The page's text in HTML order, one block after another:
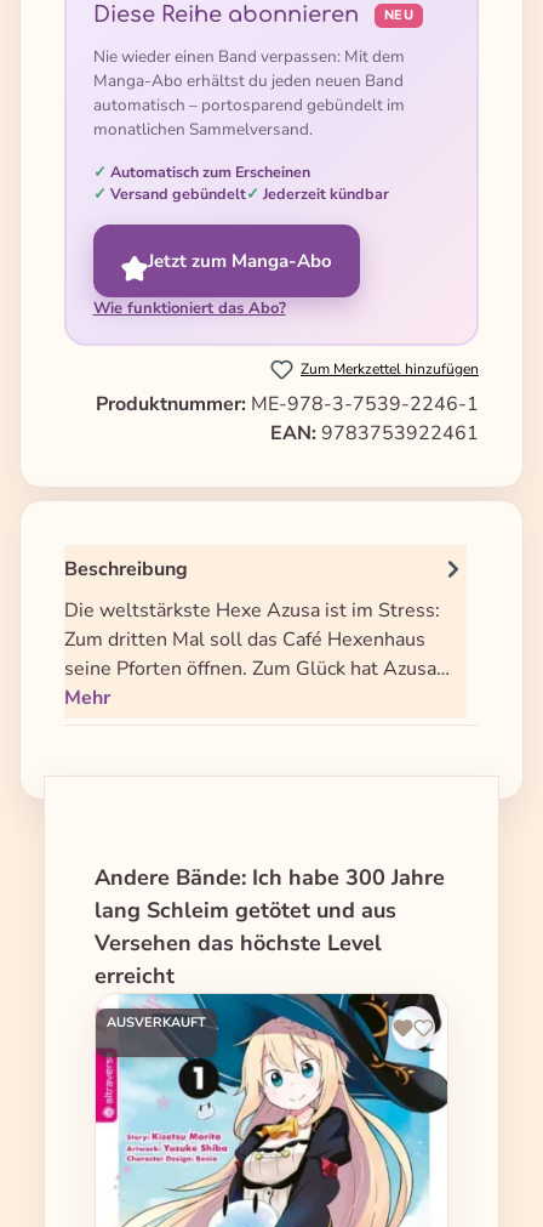
Diese Reihe abonnieren NEU
Nie wieder einen Band verpassen: Mit dem
Manga-Abo erhältst du jeden neuen Band
automatisch – portosparend gebündelt im
monatlichen Sammelversand.
Automatisch zum Erscheinen
Versand gebündelt
Jederzeit kündbar
Jetzt zum Manga-Abo
Wie funktioniert das Abo?
Zum Merkzettel hinzufügen
Produktnummer: ME-978-3-7539-2246-1
EAN: 9783753922461
Beschreibung
Die weltstärkste Hexe Azusa ist im Stress:
Zum dritten Mal soll das Café Hexenhaus
seine Pforten öffnen. Zum Glück hat Azusa…
Mehr
Produktgalerie überspringen
Andere Bände: Ich habe 300 Jahre
lang Schleim getötet und aus
Versehen das höchste Level
erreicht
AUSVERKAUFT